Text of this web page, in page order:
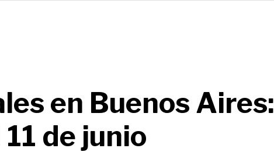
en Buenos Aires:
de junio